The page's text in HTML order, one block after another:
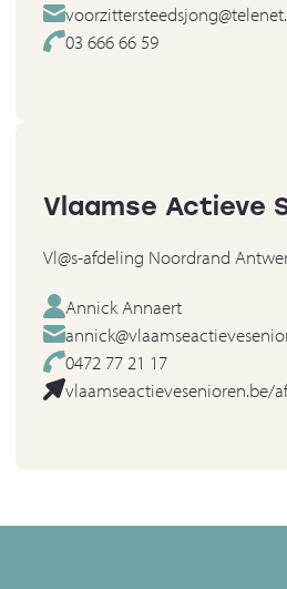
03 666 66 59
Vlaamse Actieve
Vl@s-afdeling Noordrand
Annick Annaert
0472 77 21 17
vlaamseactievesenioren.be/